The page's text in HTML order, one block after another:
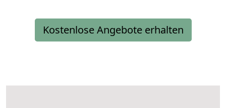
Kostenlose Angebote erhalten